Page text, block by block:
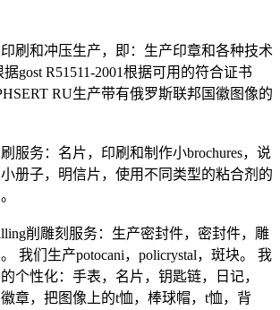
刷和冲压生产，即：生产印章和各种技术
gost R51511-2001根据可用的符合证书
RU生产带有俄罗斯联邦国徽图像的
服务：名片，印刷和制作小brochures，说
册子，明信片，使用不同类型的粘合剂的
削雕刻服务：生产密封件，密封件，雕
我们生产potocani，policrystal，斑块。 我
个性化：手表，名片，钥匙链，日记，
章，把图像上的t恤，棒球帽，t恤，背